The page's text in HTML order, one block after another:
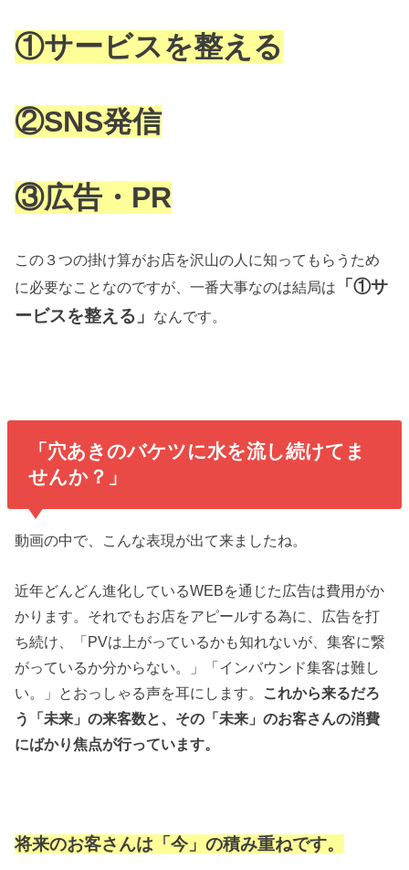
①サービスを整える
②SNS発信
③広告・PR
この３つの掛け算がお店を沢山の人に知ってもらうため
に必要なことなのですが、一番大事なのは結局は
「①サ
ービスを整える」
なんです。
「穴あきのバケツに水を流し続けてま
せんか？」
動画の中で、こんな表現が出て来ましたね。
近年どんどん進化しているWEBを通じた広告は費用がか
かります。それでもお店をアピールする為に、広告を打
ち続け、「PVは上がっているかも知れないが、集客に繋
がっているか分からない。」「インバウンド集客は難し
い。」とおっしゃる声を耳にします。 これから来るだろ
う「未来」の来客数と、その「未来」のお客さんの消費
にばかり焦点が行っています。
将来のお客さんは「今」の積み重ねです。